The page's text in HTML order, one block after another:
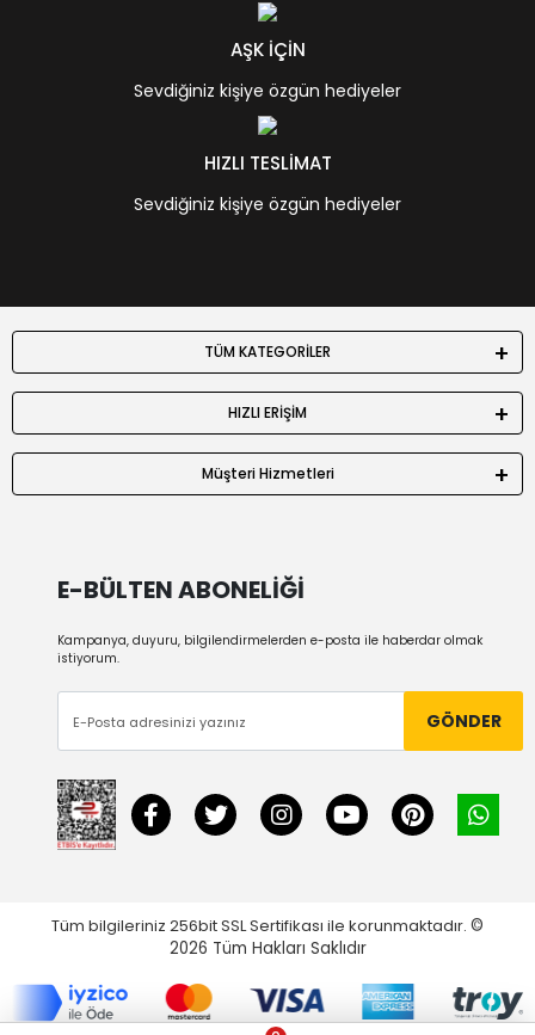
AŞK İÇİN
Sevdiğiniz kişiye özgün hediyeler
HIZLI TESLİMAT
Sevdiğiniz kişiye özgün hediyeler
TÜM KATEGORİLER
HIZLI ERİŞİM
Müşteri Hizmetleri
E-BÜLTEN ABONELİĞİ
Kampanya, duyuru, bilgilendirmelerden e-posta ile haberdar olmak
istiyorum.
GÖNDER
Tüm bilgileriniz 256bit SSL Sertifikası ile korunmaktadır. ©
2026 Tüm Hakları Saklıdır